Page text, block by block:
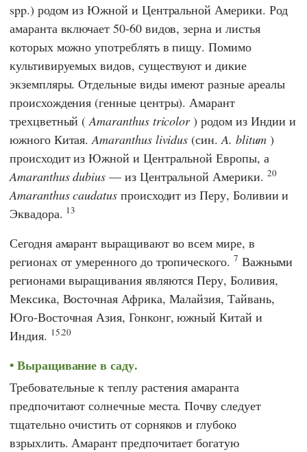
spp.) родом из Южной и Центральной Америки. Род
амаранта включает 50-60 видов, зерна и листья
которых можно употреблять в пищу. Помимо
культивируемых видов, существуют и дикие
экземпляры. Отдельные виды имеют разные ареалы
происхождения (генные центры). Амарант
трехцветный (Amaranthus tricolor) родом из Индии и
южного Китая.Amaranthus lividus (син. A. blitum )
происходит из Южной и Центральной Европы, а
Amaranthus dubius — из Центральной Америки. 20
Amaranthus caudatusпроисходит из Перу, Боливии и
Эквадора. 13
Сегодня амарант выращивают во всем мире, в
регионах от умеренного до тропического. 7 Важными
регионами выращивания являются Перу, Боливия,
Мексика, Восточная Африка, Малайзия, Тайвань,
Юго-Восточная Азия, Гонконг, южный Китай и
Индия. 15.20
Выращивание в саду.
Требовательные к теплу растения амаранта
предпочитают солнечные места. Почву следует
тщательно очистить от сорняков и глубоко
взрыхлить. Амарант предпочитает богатую